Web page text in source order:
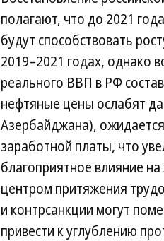
полагают, что до 2021
будут способствовать
2019–2021 годах, однако
реального ВВП в РФ
нефтяные цены ослабят
Азербайджана),
заработной платы, что
благоприятное влияние
центром притяжения
и контрсанкции могут
привести к углублению